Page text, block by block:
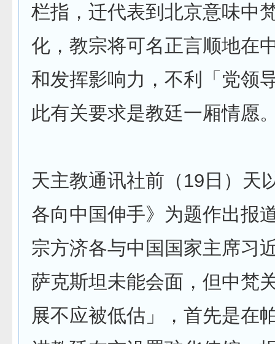
栏指，迁代表到北京意味中
化，教宗将可名正言顺地在
和发挥影响力，不利「党领
此有关要求是教廷一厢情愿
天主教通讯社前（19日）天
各向中国伸手》为题作出报
宗方济各与中国国家主席习
萨克斯坦未能会面，但中梵
展不应被低估」，首先是在